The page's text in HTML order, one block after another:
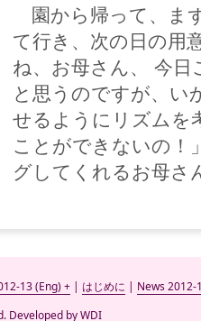
園から帰って、ま
て行き、次の日の用
ね、お母さん、 今
と思うのですが、い
せるようにリズムを
ことができないの！
グしてくれるお母さ
13 (Eng) + | はじめに | News 2012-
Developed byWDI